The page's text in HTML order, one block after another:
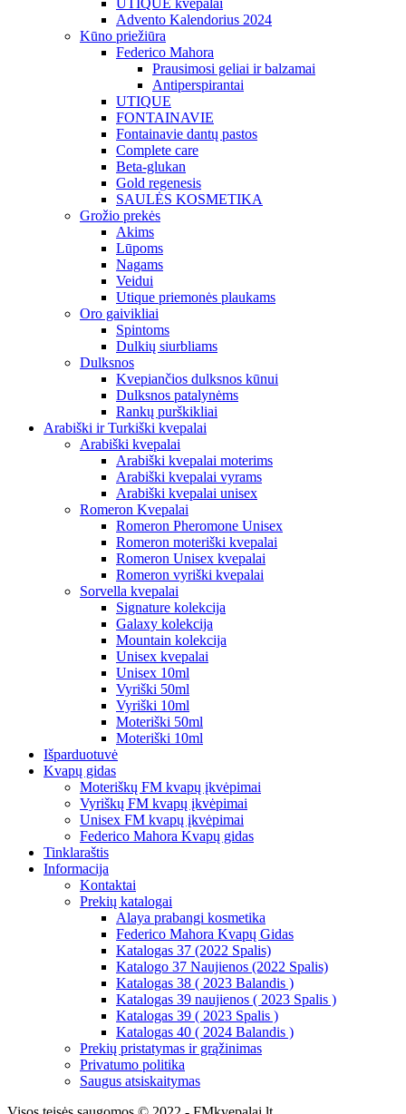
Advento Kalendorius 2024
Kūno priežiūra
Federico Mahora
Prausimosi geliai ir balzamai
Antiperspirantai
UTIQUE
FONTAINAVIE
Fontainavie dantų pastos
Complete care
Beta-glukan
Gold regenesis
SAULĖS KOSMETIKA
Grožio prekės
Akims
Lūpoms
Nagams
Veidui
Utique priemonės plaukams
Oro gaivikliai
Spintoms
Dulkių siurbliams
Dulksnos
Kvepiančios dulksnos kūnui
Dulksnos patalynėms
Rankų purškikliai
Arabiški ir Turkiški kvepalai
Arabiški kvepalai
Arabiški kvepalai moterims
Arabiški kvepalai vyrams
Arabiški kvepalai unisex
Romeron Kvepalai
Romeron Pheromone Unisex
Romeron moteriški kvepalai
Romeron Unisex kvepalai
Romeron vyriški kvepalai
Sorvella kvepalai
Signature kolekcija
Galaxy kolekcija
Mountain kolekcija
Unisex kvepalai
Unisex 10ml
Vyriški 50ml
Vyriški 10ml
Moteriški 50ml
Moteriški 10ml
Išparduotuvė
Kvapų gidas
Moteriškų FM kvapų įkvėpimai
Vyriškų FM kvapų įkvėpimai
Unisex FM kvapų įkvėpimai
Federico Mahora Kvapų gidas
Tinklaraštis
Informacija
Kontaktai
Prekių katalogai
Alaya prabangi kosmetika
Federico Mahora Kvapų Gidas
Katalogas 37 (2022 Spalis)
Katalogo 37 Naujienos (2022 Spalis)
Katalogas 38 ( 2023 Balandis )
Katalogas 39 naujienos ( 2023 Spalis )
Katalogas 39 ( 2023 Spalis )
Katalogas 40 ( 2024 Balandis )
Prekių pristatymas ir grąžinimas
Privatumo politika
Saugus atsiskaitymas